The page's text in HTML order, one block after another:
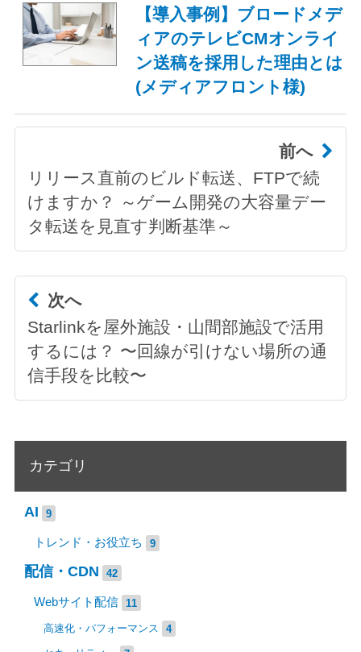
【導入事例】ブロードメデ
ィアのテレビCMオンライ
ン送稿を採用した理由とは
(メディアフロント様)
前へ
リリース直前のビルド転送、FTPで続
けますか？ ～ゲーム開発の大容量デー
タ転送を見直す判断基準～
次へ
Starlinkを屋外施設・山間部施設で活用
するには？ 〜回線が引けない場所の通
信手段を比較〜
カテゴリ
AI 9
トレンド・お役立ち 9
配信・CDN 42
Webサイト配信 11
高速化・パフォーマンス 4